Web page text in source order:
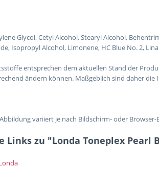
Glycol, Cetyl Alcohol, Stearyl Alcohol,
Isopropyl Alcohol, Limonene, HC Blue No. 2,
entsprechen dem aktuellen Stand der
ändern können. Maßgeblich sind daher
variiert je nach Bildschirm- oder
Links zu "Londa Toneplex Pearl